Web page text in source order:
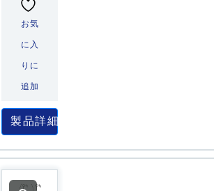
お気
に入
りに
追加
製品詳細